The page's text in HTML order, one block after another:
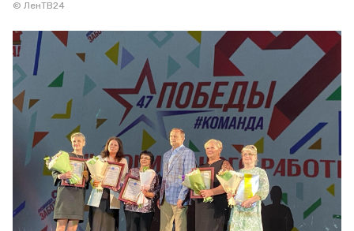
© ЛенТВ24